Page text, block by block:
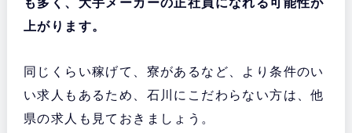
上がります。
同じくらい稼げて、寮があるなど、より条件のい
い求人もあるため、石川にこだわらない方は、他
県の求人も見ておきましょう。